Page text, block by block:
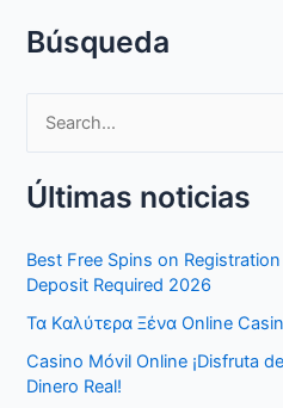
Búsqueda
a
c
f
o
Últimas noticias
Best Free Spins on
Deposit Required 2026
Τα Καλύτερα Ξένα Online
Casino Móvil Online ¡Disfruta
Dinero Real!